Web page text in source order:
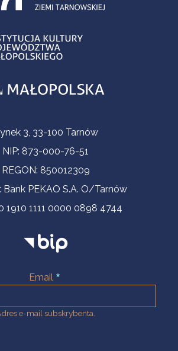
3, 33-100 Tarnów
NIP: 873-000-76-51
REGON: 850012309
Bank PEKAO S.A. O/Tarnów
1910 1111 0000 0898 4744
Email
e-mail subskrybenta.